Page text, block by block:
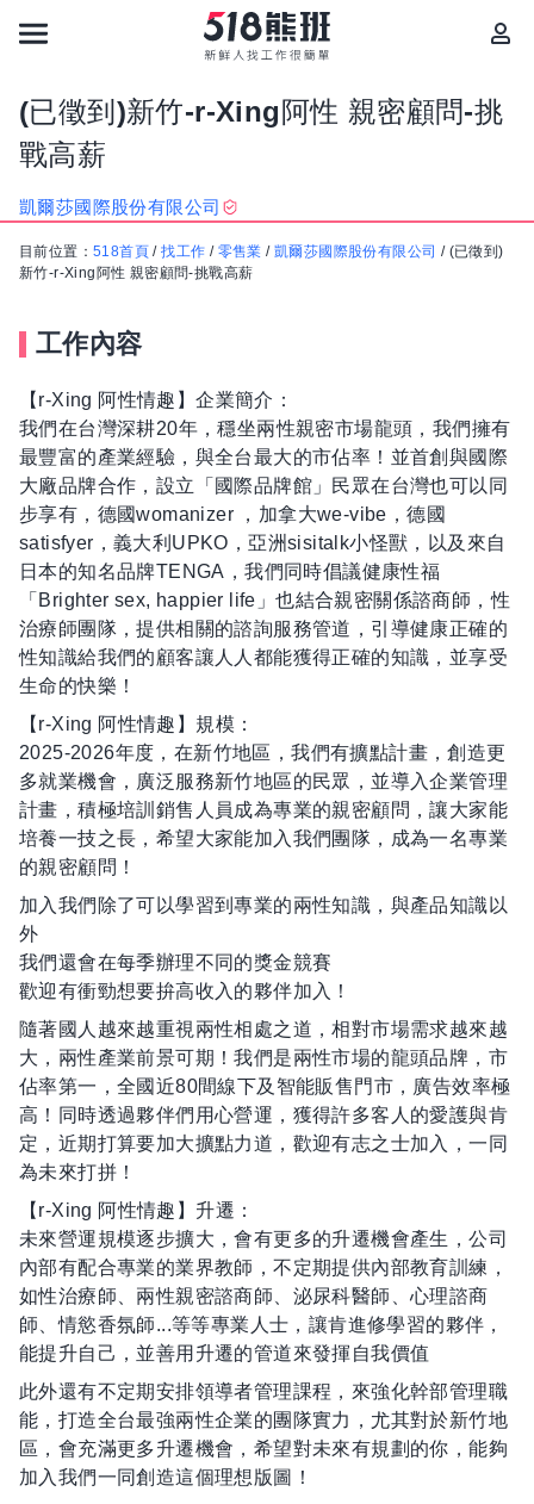
(已徵到)新竹-r-Xing阿性 親密顧問-挑
戰高薪
凱爾莎國際股份有限公司
目前位置： 518首頁 /找工作 / 零售業 /凱爾莎國際股份有限公司 / (已徵到)
新竹-r-Xing阿性 親密顧問-挑戰高薪
工作內容
【r-Xing 阿性情趣】企業簡介：
我們在台灣深耕20年，穩坐兩性親密市場龍頭，我們擁有
最豐富的產業經驗，與全台最大的市佔率！並首創與國際
大廠品牌合作，設立「國際品牌館」民眾在台灣也可以同
步享有，德國womanizer ，加拿大we-vibe，德國
satisfyer，義大利UPKO，亞洲sisitalk小怪獸，以及來自
日本的知名品牌TENGA，我們同時倡議健康性福
「Brighter sex, happier life」也結合親密關係諮商師，性
治療師團隊，提供相關的諮詢服務管道，引導健康正確的
性知識給我們的顧客讓人人都能獲得正確的知識，並享受
生命的快樂！
【r-Xing 阿性情趣】規模：
2025-2026年度，在新竹地區，我們有擴點計畫，創造更
多就業機會，廣泛服務新竹地區的民眾，並導入企業管理
計畫，積極培訓銷售人員成為專業的親密顧問，讓大家能
培養一技之長，希望大家能加入我們團隊，成為一名專業
的親密顧問！
加入我們除了可以學習到專業的兩性知識，與產品知識以
外
我們還會在每季辦理不同的獎金競賽
歡迎有衝勁想要拚高收入的夥伴加入！
隨著國人越來越重視兩性相處之道，相對市場需求越來越
大，兩性產業前景可期！我們是兩性市場的龍頭品牌，市
佔率第一，全國近80間線下及智能販售門市，廣告效率極
高！同時透過夥伴們用心營運，獲得許多客人的愛護與肯
定，近期打算要加大擴點力道，歡迎有志之士加入，一同
為未來打拼！
【r-Xing 阿性情趣】升遷：
未來營運規模逐步擴大，會有更多的升遷機會產生，公司
內部有配合專業的業界教師，不定期提供內部教育訓練，
如性治療師、兩性親密諮商師、泌尿科醫師、心理諮商
師、情慾香氛師...等等專業人士，讓肯進修學習的夥伴，
能提升自己，並善用升遷的管道來發揮自我價值
此外還有不定期安排領導者管理課程，來強化幹部管理職
能，打造全台最強兩性企業的團隊實力，尤其對於新竹地
區，會充滿更多升遷機會，希望對未來有規劃的你，能夠
加入我們一同創造這個理想版圖！